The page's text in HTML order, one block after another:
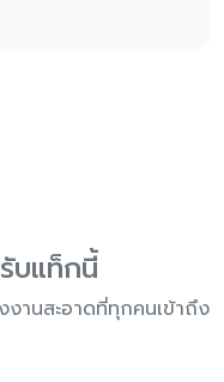
บแท็กนี้
านสะอาดที่ทุกคนเข้าถึง